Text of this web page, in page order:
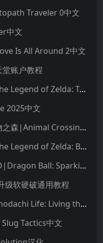
Traveler 0中文
中文
Is All Around 2中文
账户教程
塞尔达传说：王国之泪|The Legend of Zelda: Tears of the Kingdom中文
2025中文
集合啦！动物森友会|动物之森|Animal Crossing: New Horizons中文
塞尔达传说：旷野之息|The Legend of Zelda: Breath of the Wild中文
七龙珠：电光炸裂！ZERO|Dragon Ball: Sparking! Zero中文
级软硬破通用教程
朋友收集：梦想生活|Tomodachi Life: Living the Dream中文
Tactics中文